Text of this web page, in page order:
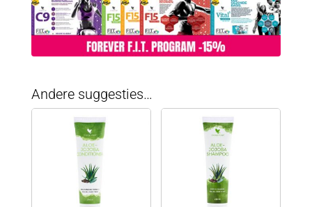
Andere suggesties…